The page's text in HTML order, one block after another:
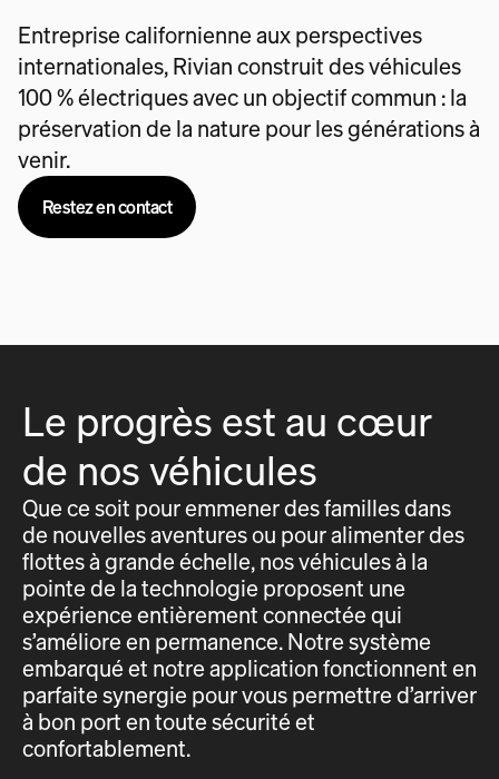
Entreprise californienne aux perspectives
internationales, Rivian construit des véhicules
100 % électriques avec un objectif commun : la
préservation de la nature pour les générations à
venir.
Restez en contact
Le progrès est au cœur
de nos véhicules
Que ce soit pour emmener des familles dans
de nouvelles aventures ou pour alimenter des
flottes à grande échelle, nos véhicules à la
pointe de la technologie proposent une
expérience entièrement connectée qui
s’améliore en permanence. Notre système
embarqué et notre application fonctionnent en
parfaite synergie pour vous permettre d’arriver
à bon port en toute sécurité et
confortablement.